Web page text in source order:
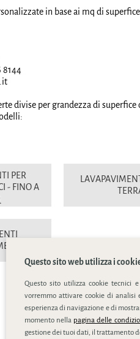
in base ai mq di
8144
divise per grandezza di superfice
PER
- FINO A
Questo sito web utilizza i
Questo sito utilizza cookie tecnici
vorremmo attivare cookie di
esperienza di navigazione e di
momento nella pagina delle
gestione dei tuoi dati, il trattamento